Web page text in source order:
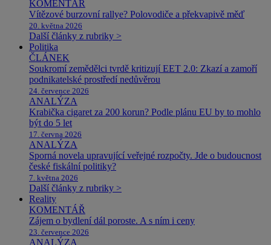
KOMENTÁŘ
Vítězové burzovní rallye? Polovodiče a překvapivě měď
20. května 2026
Další články z rubriky >
Politika
ČLÁNEK
Soukromí zemědělci tvrdě kritizují EET 2.0: Zkazí a zamoří
podnikatelské prostředí nedůvěrou
24. července 2026
ANALÝZA
Krabička cigaret za 200 korun? Podle plánu EU by to mohlo
být do 5 let
17. června 2026
ANALÝZA
Sporná novela upravující veřejné rozpočty. Jde o budoucnost
české fiskální politiky?
7. května 2026
Další články z rubriky >
Reality
KOMENTÁŘ
Zájem o bydlení dál poroste. A s ním i ceny
23. července 2026
ANALÝZA